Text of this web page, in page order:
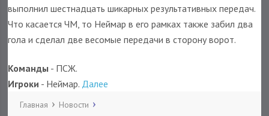
выполнил шестнадцать шикарных результативных передач.
Что касается ЧМ, то Неймар в его рамках также забил два
гола и сделал две весомые передачи в сторону ворот.
Команды - ПСЖ.
Игроки - Неймар. Далее
Главная Новости